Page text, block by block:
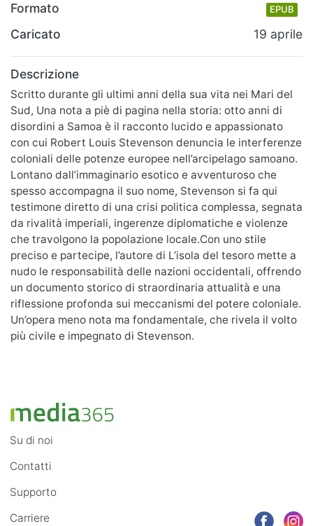
Formato
EPUB
Caricato 19 aprile
Descrizione
Scritto durante gli ultimi anni della sua vita nei Mari del
Sud, Una nota a piè di pagina nella storia: otto anni di
disordini a Samoa è il racconto lucido e appassionato
con cui Robert Louis Stevenson denuncia le interferenze
coloniali delle potenze europee nell’arcipelago samoano.
Lontano dall’immaginario esotico e avventuroso che
spesso accompagna il suo nome, Stevenson si fa qui
testimone diretto di una crisi politica complessa, segnata
da rivalità imperiali, ingerenze diplomatiche e violenze
che travolgono la popolazione locale.Con uno stile
preciso e partecipe, l’autore di L’isola del tesoro mette a
nudo le responsabilità delle nazioni occidentali, offrendo
un documento storico di straordinaria attualità e una
riflessione profonda sui meccanismi del potere coloniale.
Un’opera meno nota ma fondamentale, che rivela il volto
più civile e impegnato di Stevenson.
Su di noi
Contatti
Supporto
Carriere